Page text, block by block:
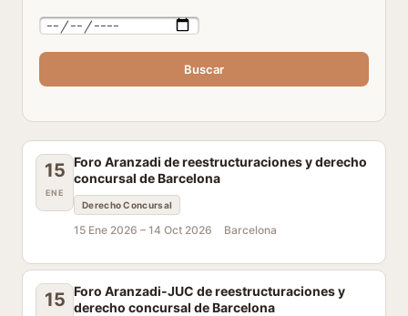
Buscar
15
ENE
Foro Aranzadi de reestructuraciones y derecho
concursal de Barcelona
Derecho Concursal
15 Ene 2026 – 14 Oct 2026 Barcelona
15 Foro Aranzadi-JUC de reestructuraciones y
derecho concursal de Barcelona